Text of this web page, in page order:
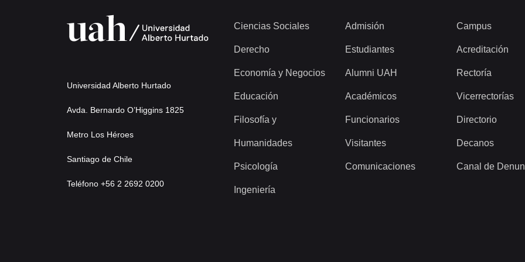
Universidad Alberto Hurtado
Avda. Bernardo O’Higgins 1825
Metro Los Héroes
Santiago de Chile
Teléfono +56 2 2692 0200
Ciencias Sociales
Derecho
Economía y Negocios
Educación
Filosofía y
Humanidades
Psicología
Ingeniería
Admisión
Estudiantes
Alumni UAH
Académicos
Funcionarios
Visitantes
Comunicaciones
Campus
Acreditación
Rectoría
Vicerrectorías
Directorio
Decanos
Canal de